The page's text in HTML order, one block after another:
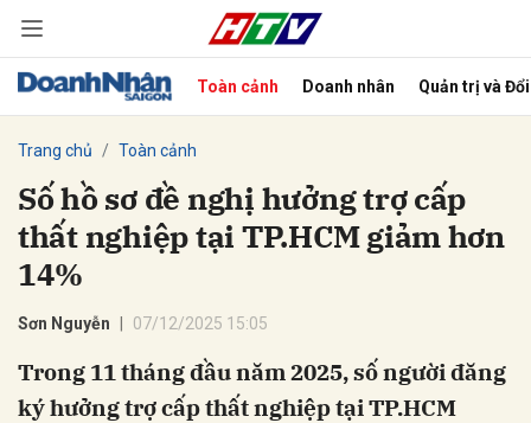
Toàn cảnh Doanh nhân Quản trị và
Trang chủ Toàn cảnh
Số hồ sơ đề nghị hưởng trợ cấp
thất nghiệp tại TP.HCM giảm hơn
14%
Sơn Nguyễn 07/12/2025 15:05
Trong 11 tháng đầu năm 2025, số người đăng
ký hưởng trợ cấp thất nghiệp tại TP.HCM